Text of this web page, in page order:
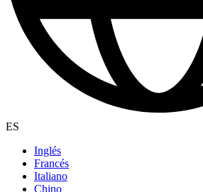
ES
Inglés
Francés
Italiano
Chino